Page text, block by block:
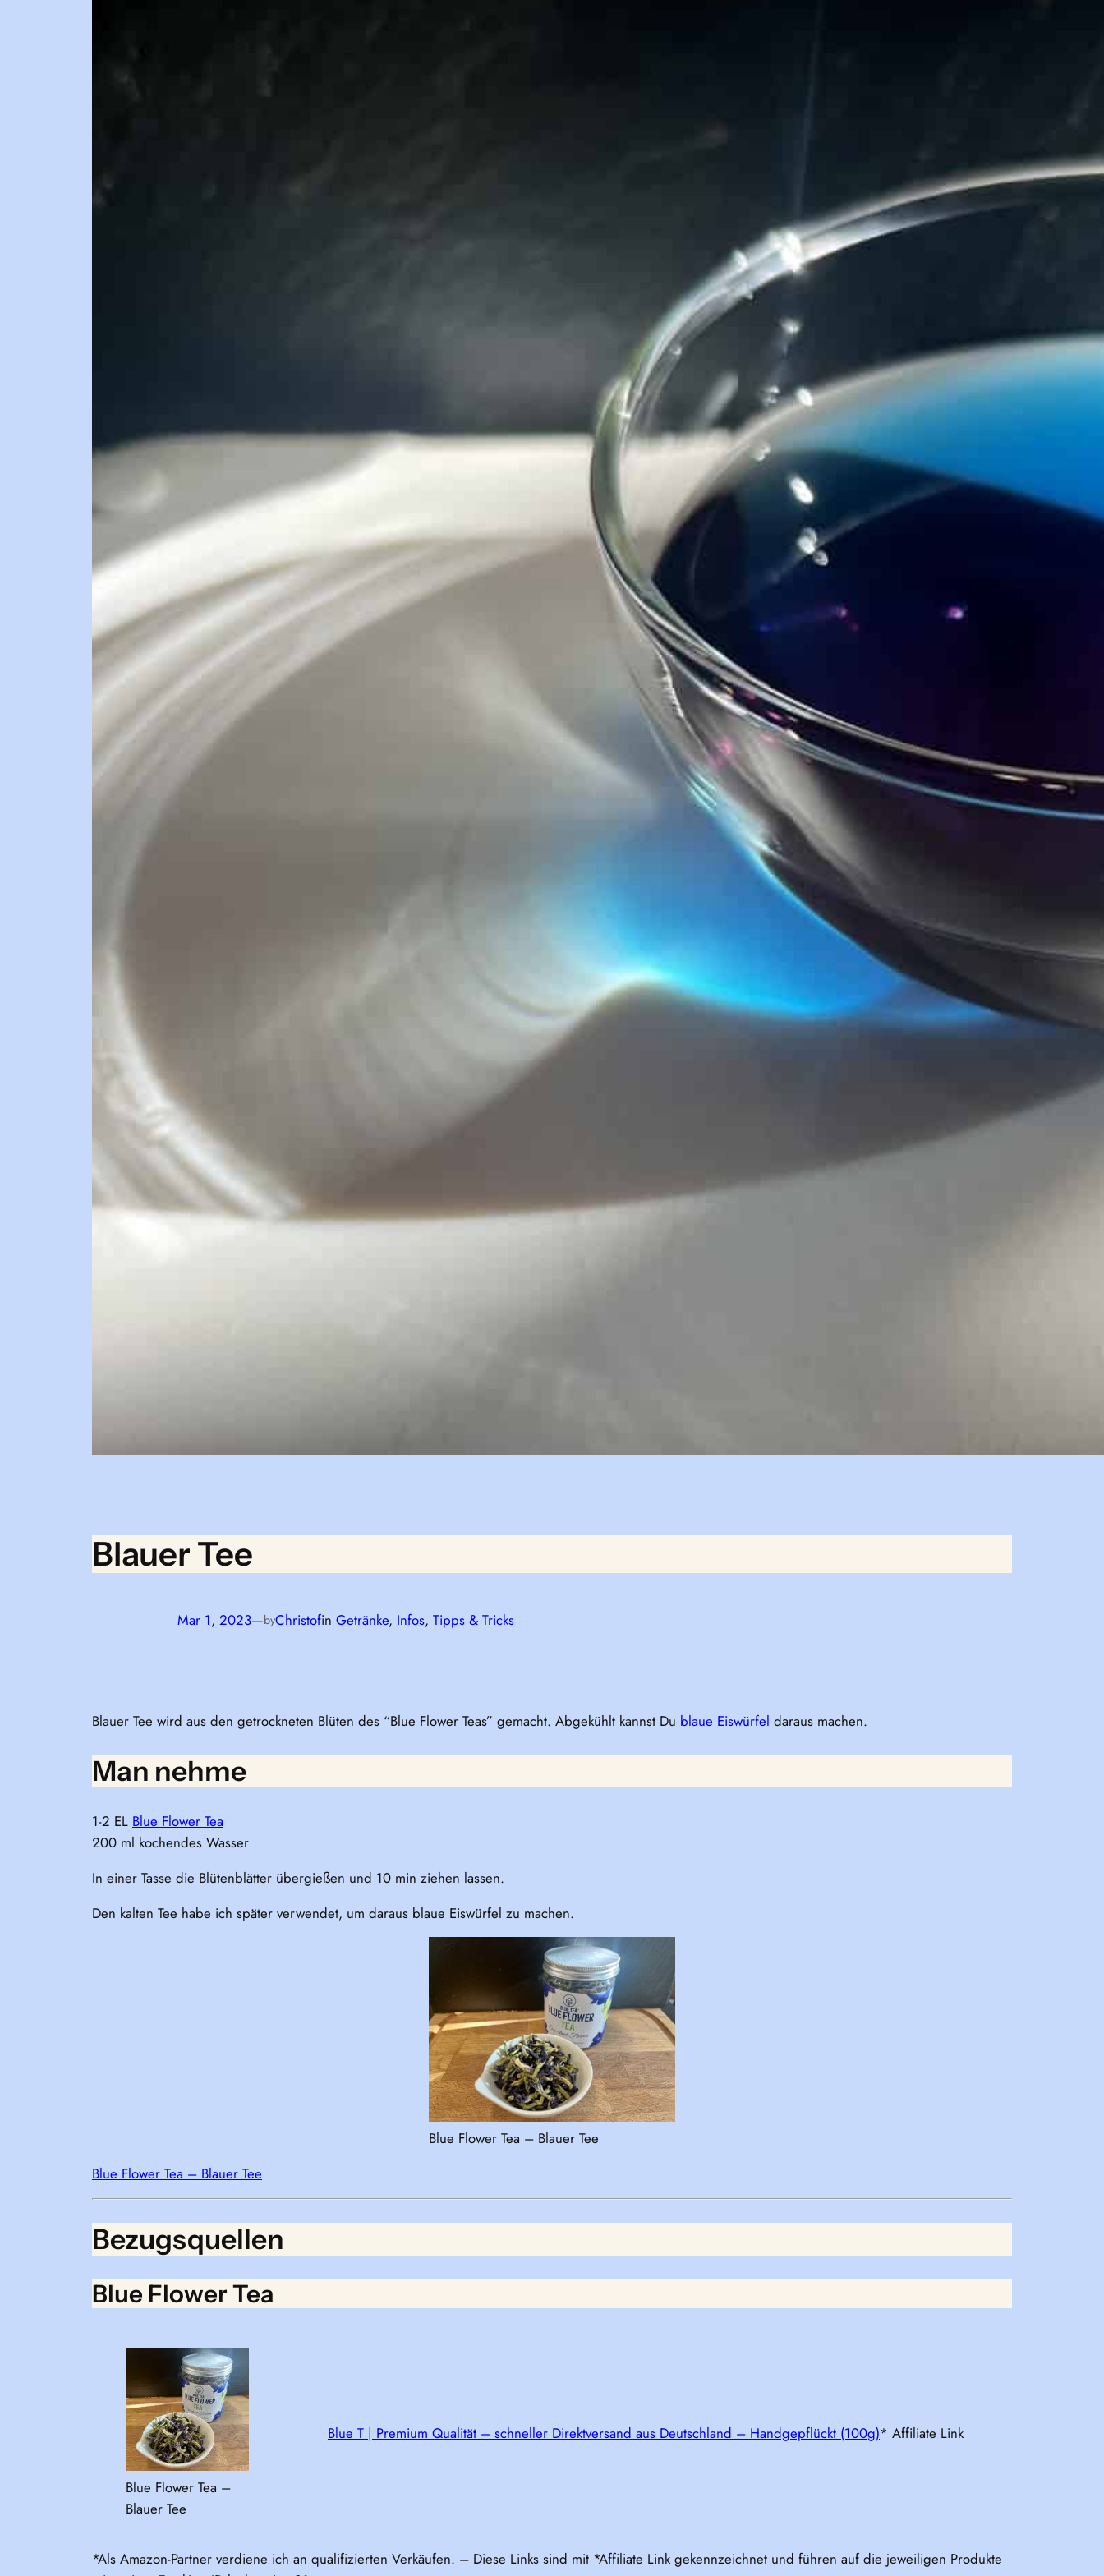
Blauer Tee
Mar 1, 2023—byChristofin Getränke, Infos, Tipps & Tricks
Blauer Tee wird aus den getrockneten Blüten des “Blue Flower Teas” gemacht. Abgekühlt kannst Du blaue Eiswürfel daraus machen.
Man nehme
1-2 EL Blue Flower Tea
200 ml kochendes Wasser
In einer Tasse die Blütenblätter übergießen und 10 min ziehen lassen.
Den kalten Tee habe ich später verwendet, um daraus blaue Eiswürfel zu machen.
Blue Flower Tea – Blauer Tee
Blue Flower Tea – Blauer Tee
Bezugsquellen
Blue Flower Tea
Blue Flower Tea –
Blauer Tee
Blue T | Premium Qualität – schneller Direktversand aus Deutschland – Handgepflückt (100g)* Affiliate Link
*Als Amazon-Partner verdiene ich an qualifizierten Verkäufen. – Diese Links sind mit *Affiliate Link gekennzeichnet und führen auf die jeweiligen Produkte